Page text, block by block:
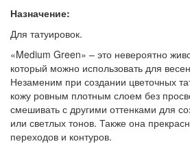
Назначение:
Для татуировок.
«Medium Green» – это невероятно
который можно использовать для
Незаменим при создании цветочных
кожу ровным плотным слоем без
смешивать с другими оттенками для
или светлых тонов. Также она
переходов и контуров.